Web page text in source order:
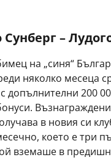
–
на „синя“
няколко месеца
допълнителни 200
в новия си
което е три
вземаше в